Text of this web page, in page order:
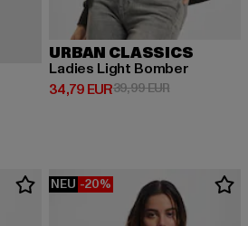
59,99 EUR
URBAN CLASSICS
Ladies Light Bomber
34,79 EUR
Derzeitiger Preis: 34,79 EUR
39,99 EURAktionspreis:
NEU -20%